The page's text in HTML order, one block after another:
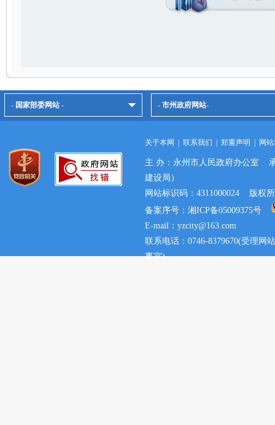
- 国家部委网站 - - 市州政府网站-
关于本网 联系我们 郑重声明 网
主 办：永州市人民政府办公室
建设局）
网站标识码：4311000024 版权
备案序号：湘ICP备05009375号
E-mail：yzcity@163.com
联系电话：0746-8379670(受理网
事宜)